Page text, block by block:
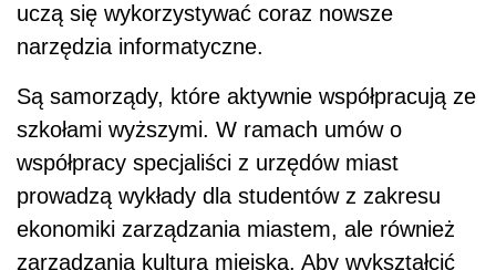
uczą się wykorzystywać coraz nowsze
narzędzia informatyczne.
Są samorządy, które aktywnie współpracują ze
szkołami wyższymi. W ramach umów o
współpracy specjaliści z urzędów miast
prowadzą wykłady dla studentów z zakresu
ekonomiki zarządzania miastem, ale również
zarządzania kulturą miejską. Aby wykształcić